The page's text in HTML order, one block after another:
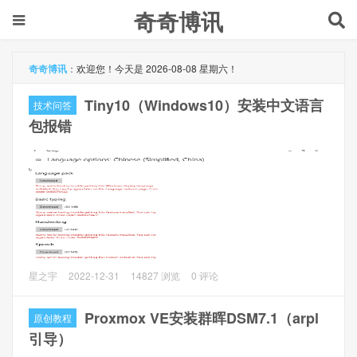
奇奇博讯
奇奇博讯 ： 欢迎您！今天是 2026-08-08 星期六！
技术问答
Tiny10（Windows10）安装中文语言
包报错
问题描述
getting this Windows display language installed. You can try
again later on the Language options page. Error code:
0x80070422
星之宇 2022-12-31 14827 浏览 0 评论
原创教程
Proxmox VE安装群晖DSM7.1（arpl
引导）